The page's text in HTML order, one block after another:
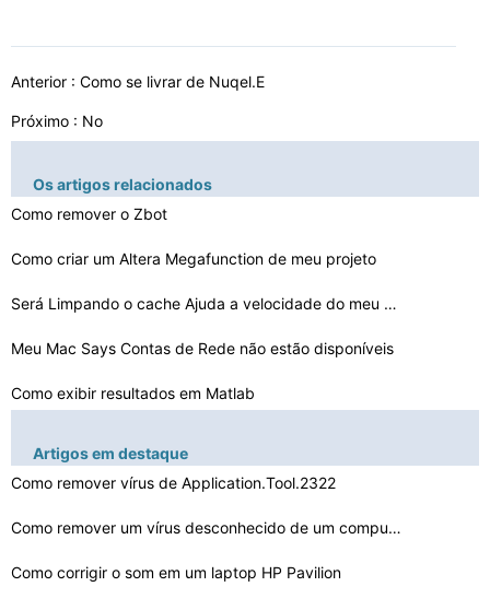
Anterior : Como se livrar de Nuqel.E
Próximo : No
Os artigos relacionados
Como remover o Zbot
Como criar um Altera Megafunction de meu projeto
Será Limpando o cache Ajuda a velocidade do meu comput…
Meu Mac Says Contas de Rede não estão disponíveis
Como exibir resultados em Matlab
Problemas com o TouchPad em um HP NC6000
Como mover um arquivo de PuTTY ao bloco
Artigos em destaque
Como remover vírus de Application.Tool.2322
Como remover um vírus desconhecido de um computador
Como corrigir o som em um laptop HP Pavilion